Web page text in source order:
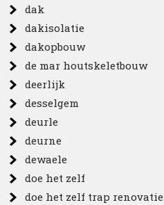
dak
dakisolatie
dakopbouw
de mar houtskeletbouw
deerlijk
desselgem
deurle
deurne
dewaele
doe het zelf
doe het zelf trap renovatie